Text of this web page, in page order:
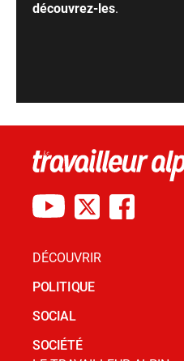
découvrez-les.
DÉCOUVRIR
POLITIQUE
SOCIAL
SOCIÉTÉ